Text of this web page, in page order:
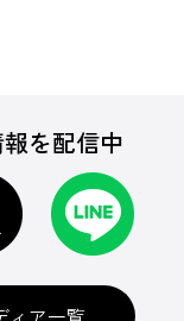
を配信中